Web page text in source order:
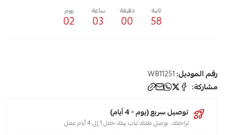
57
ثانية
00
دقيقة
03
ساعة
02
يوم
رقم الموديل:WB11251
مشاركة:
توصيل سريع (يوم - 4 أيام)
لراحتك.. نوصل طلبك لباب بيتك خلال 1 إلى 4 أيام عمل